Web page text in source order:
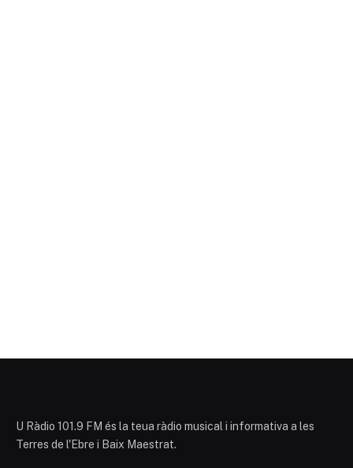
U Ràdio 101.9 FM és la teua ràdio musical i informativa a les
Terres de l'Ebre i Baix Maestrat.